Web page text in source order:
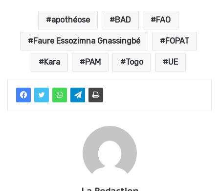
apothéose BAD FAO
Faure Essozimna Gnassingbé FOPAT
Kara PAM Togo UE